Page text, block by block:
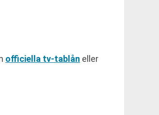
officiella tv-tablån eller